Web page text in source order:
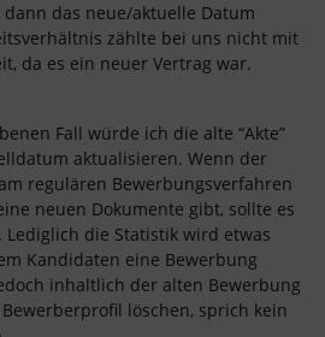
das neue/aktuelle Datum
zählte bei uns nicht mit
da es ein neuer Vertrag war.
Fall würde ich die alte “Akte”
aktualisieren. Wenn der
regulären Bewerbungsverfahren
neuen Dokumente gibt, sollte es
die Statistik wird etwas
Kandidaten eine Bewerbung
inhaltlich der alten Bewerbung
löschen, sprich kein